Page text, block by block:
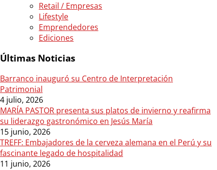
Retail / Empresas
Lifestyle
Emprendedores
Ediciones
Últimas Noticias
Barranco inauguró su Centro de Interpretación
Patrimonial
4 julio, 2026
MARÍA PASTOR presenta sus platos de invierno y reafirma
su liderazgo gastronómico en Jesús María
15 junio, 2026
TREFF: Embajadores de la cerveza alemana en el Perú y su
fascinante legado de hospitalidad
11 junio, 2026